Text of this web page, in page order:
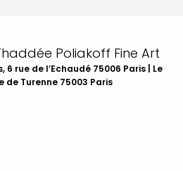
Poliakoff Fine Art
rue de l’Echaudé 75006 Paris | Le
de Turenne 75003 Paris